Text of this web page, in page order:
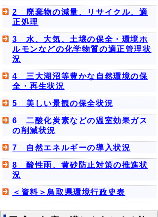
2 廃棄物の減量、リサイクル、適
正処理
3 水、大気、土壌の保全・環境ホ
ルモンなどの化学物質の適正管理状
況
4 三大湖沼等豊かな自然環境の保
全・再生状況
5 美しい景観の保全状況
6 二酸化炭素などの温室効果ガス
の削減状況
7 自然エネルギーの導入状況
8 酸性雨、黄砂防止対策の推進状
況
＜資料＞鳥取県環境行政史表